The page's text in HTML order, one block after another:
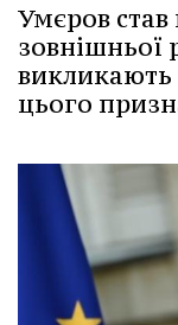
Умєров
зовнішньої
викликають
цього